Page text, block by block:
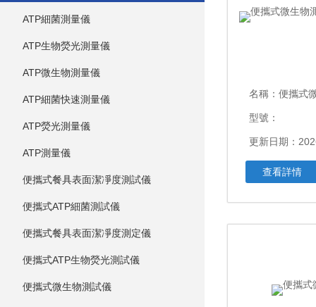
ATP細菌測量儀
ATP生物熒光測量儀
ATP微生物測量儀
ATP細菌快速測量儀
ATP熒光測量儀
ATP測量儀
便攜式餐具表面潔凈度測試儀
便攜式ATP細菌測試儀
便攜式餐具表面潔凈度測定儀
便攜式ATP生物熒光測試儀
便攜式微生物測試儀
名稱： 便攜式微
型號：
更新日期：
查看詳情